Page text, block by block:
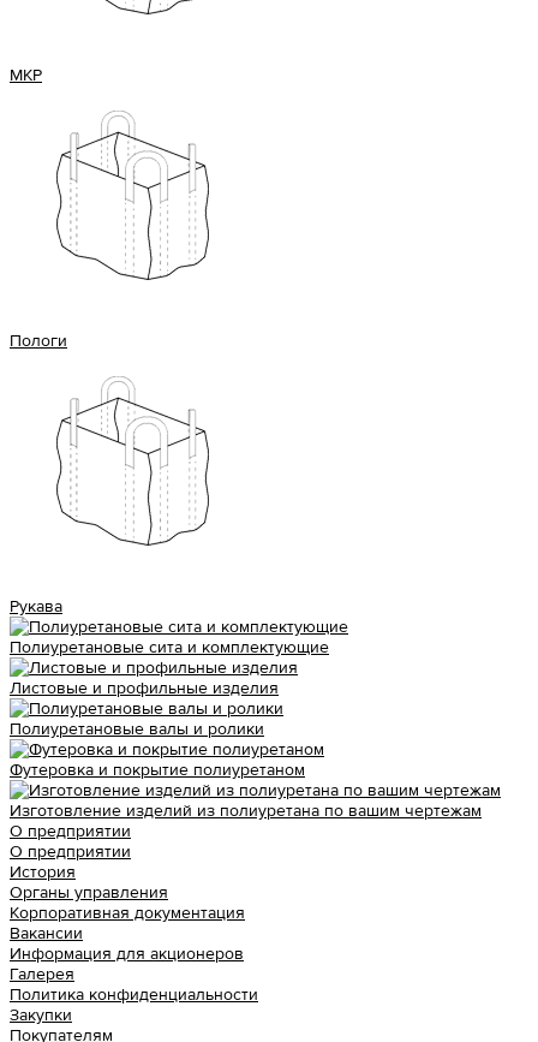
МКР
Пологи
Рукава
Полиуретановые сита и комплектующие
Листовые и профильные изделия
Полиуретановые валы и ролики
Футеровка и покрытие полиуретаном
Изготовление изделий из полиуретана по вашим чертежам
О предприятии
О предприятии
История
Органы управления
Корпоративная документация
Вакансии
Информация для акционеров
Галерея
Политика конфиденциальности
Закупки
Покупателям